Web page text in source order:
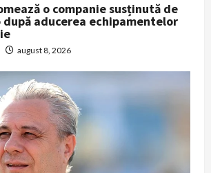
o companie susținută de
după aducerea echipamentelor
august 8, 2026